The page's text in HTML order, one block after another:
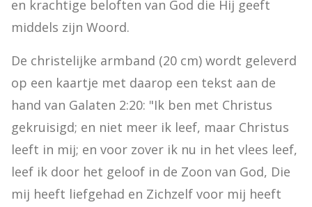
en krachtige beloften van God die Hij geeft
middels zijn Woord.
De christelijke armband (20 cm) wordt geleverd
op een kaartje met daarop een tekst aan de
hand van Galaten 2:20: "Ik ben met Christus
gekruisigd; en niet meer ik leef, maar Christus
leeft in mij; en voor zover ik nu in het vlees leef,
leef ik door het geloof in de Zoon van God, Die
mij heeft liefgehad en Zichzelf voor mij heeft